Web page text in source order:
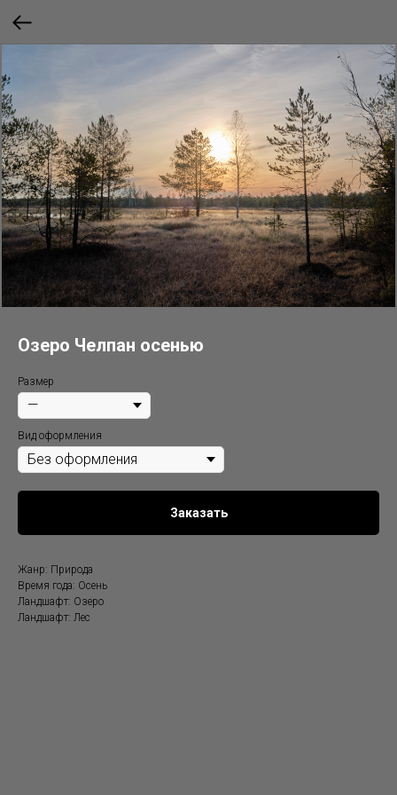
Озеро Челпан осенью
Размер
Вид оформления
Заказать
Жанр: Природа
Время года: Осень
Ландшафт: Озеро
Ландшафт: Лес